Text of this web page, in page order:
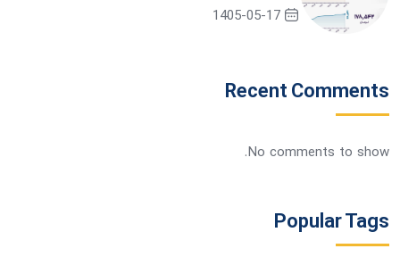
1405-05-17
Recent Comments
No comments to show.
Popular Tags